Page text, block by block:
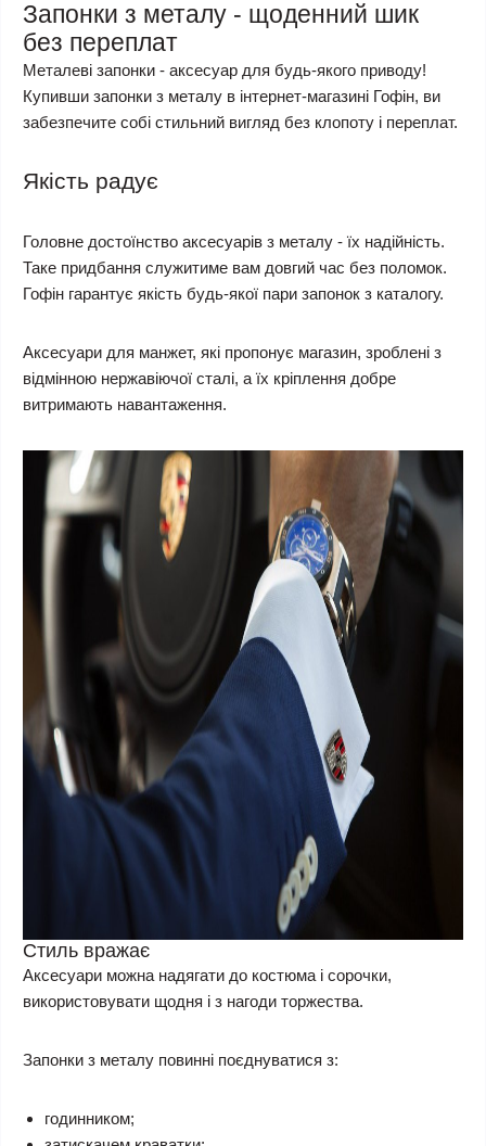
Запонки з металу - щоденний шик
без переплат
Металеві запонки - аксесуар для будь-якого приводу!
Купивши запонки з металу в інтернет-магазині Гофін, ви
забезпечите собі стильний вигляд без клопоту і переплат.
Якість радує
Головне достоїнство аксесуарів з металу - їх надійність.
Таке придбання служитиме вам довгий час без поломок.
Гофін гарантує якість будь-якої пари запонок з каталогу.
Аксесуари для манжет, які пропонує магазин, зроблені з
відмінною нержавіючої сталі, а їх кріплення добре
витримають навантаження.
Стиль вражає
Аксесуари можна надягати до костюма і сорочки,
використовувати щодня і з нагоди торжества.
Запонки з металу повинні поєднуватися з:
годинником;